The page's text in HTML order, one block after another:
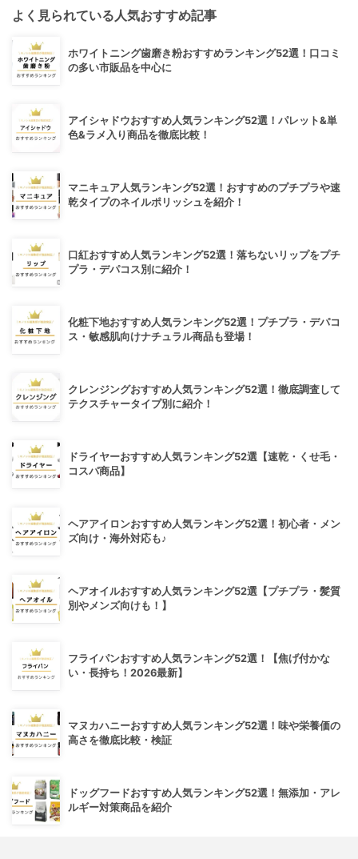
よく見られている人気おすすめ記事
ホワイトニング歯磨き粉おすすめランキング52選！口コミ
の多い市販品を中心に
アイシャドウおすすめ人気ランキング52選！パレット&単
色&ラメ入り商品を徹底比較！
マニキュア人気ランキング52選！おすすめのプチプラや速
乾タイプのネイルポリッシュを紹介！
口紅おすすめ人気ランキング52選！落ちないリップをプチ
プラ・デパコス別に紹介！
化粧下地おすすめ人気ランキング52選！プチプラ・デパコ
ス・敏感肌向けナチュラル商品も登場！
クレンジングおすすめ人気ランキング52選！徹底調査して
テクスチャータイプ別に紹介！
ドライヤーおすすめ人気ランキング52選【速乾・くせ毛・
コスパ商品】
ヘアアイロンおすすめ人気ランキング52選！初心者・メン
ズ向け・海外対応も♪
ヘアオイルおすすめ人気ランキング52選【プチプラ・髪質
別やメンズ向けも！】
フライパンおすすめ人気ランキング52選！【焦げ付かな
い・長持ち！2026最新】
マヌカハニーおすすめ人気ランキング52選！味や栄養価の
高さを徹底比較・検証
ドッグフードおすすめ人気ランキング52選！無添加・アレ
ルギー対策商品を紹介